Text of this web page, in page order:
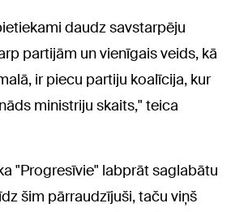
daudz savstarpēju
partijām un vienīgais veids, kā
ir piecu partiju koalīcija, kur
ministriju skaits," teica
"Progresīvie" labprāt saglabātu
šim pārraudzījuši, taču viņš